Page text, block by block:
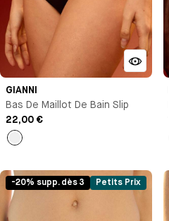
GIANNI
Bas De Maillot De Bain Slip
22,00 €
-20% supp. dès 3 Petits Prix